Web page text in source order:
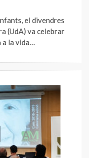
el divendres
(UdA) va celebrar
a la vida…